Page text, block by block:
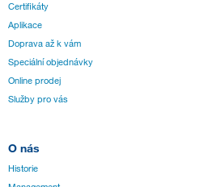
Certifikáty
Aplikace
Doprava až k vám
Speciální objednávky
Online prodej
Služby pro vás
O nás
Historie